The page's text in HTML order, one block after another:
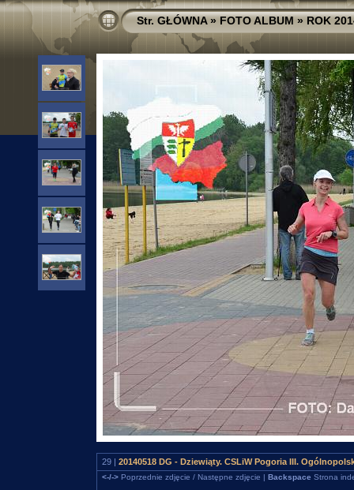
Str. GŁÓWNA»FOTO ALBUM»ROK
29 | 20140518 DG - Dziewiąty. CSLiW Pogoria III.
<-/->Poprzednie zdjęcie / Następne zdjęcie | Backspace Strona